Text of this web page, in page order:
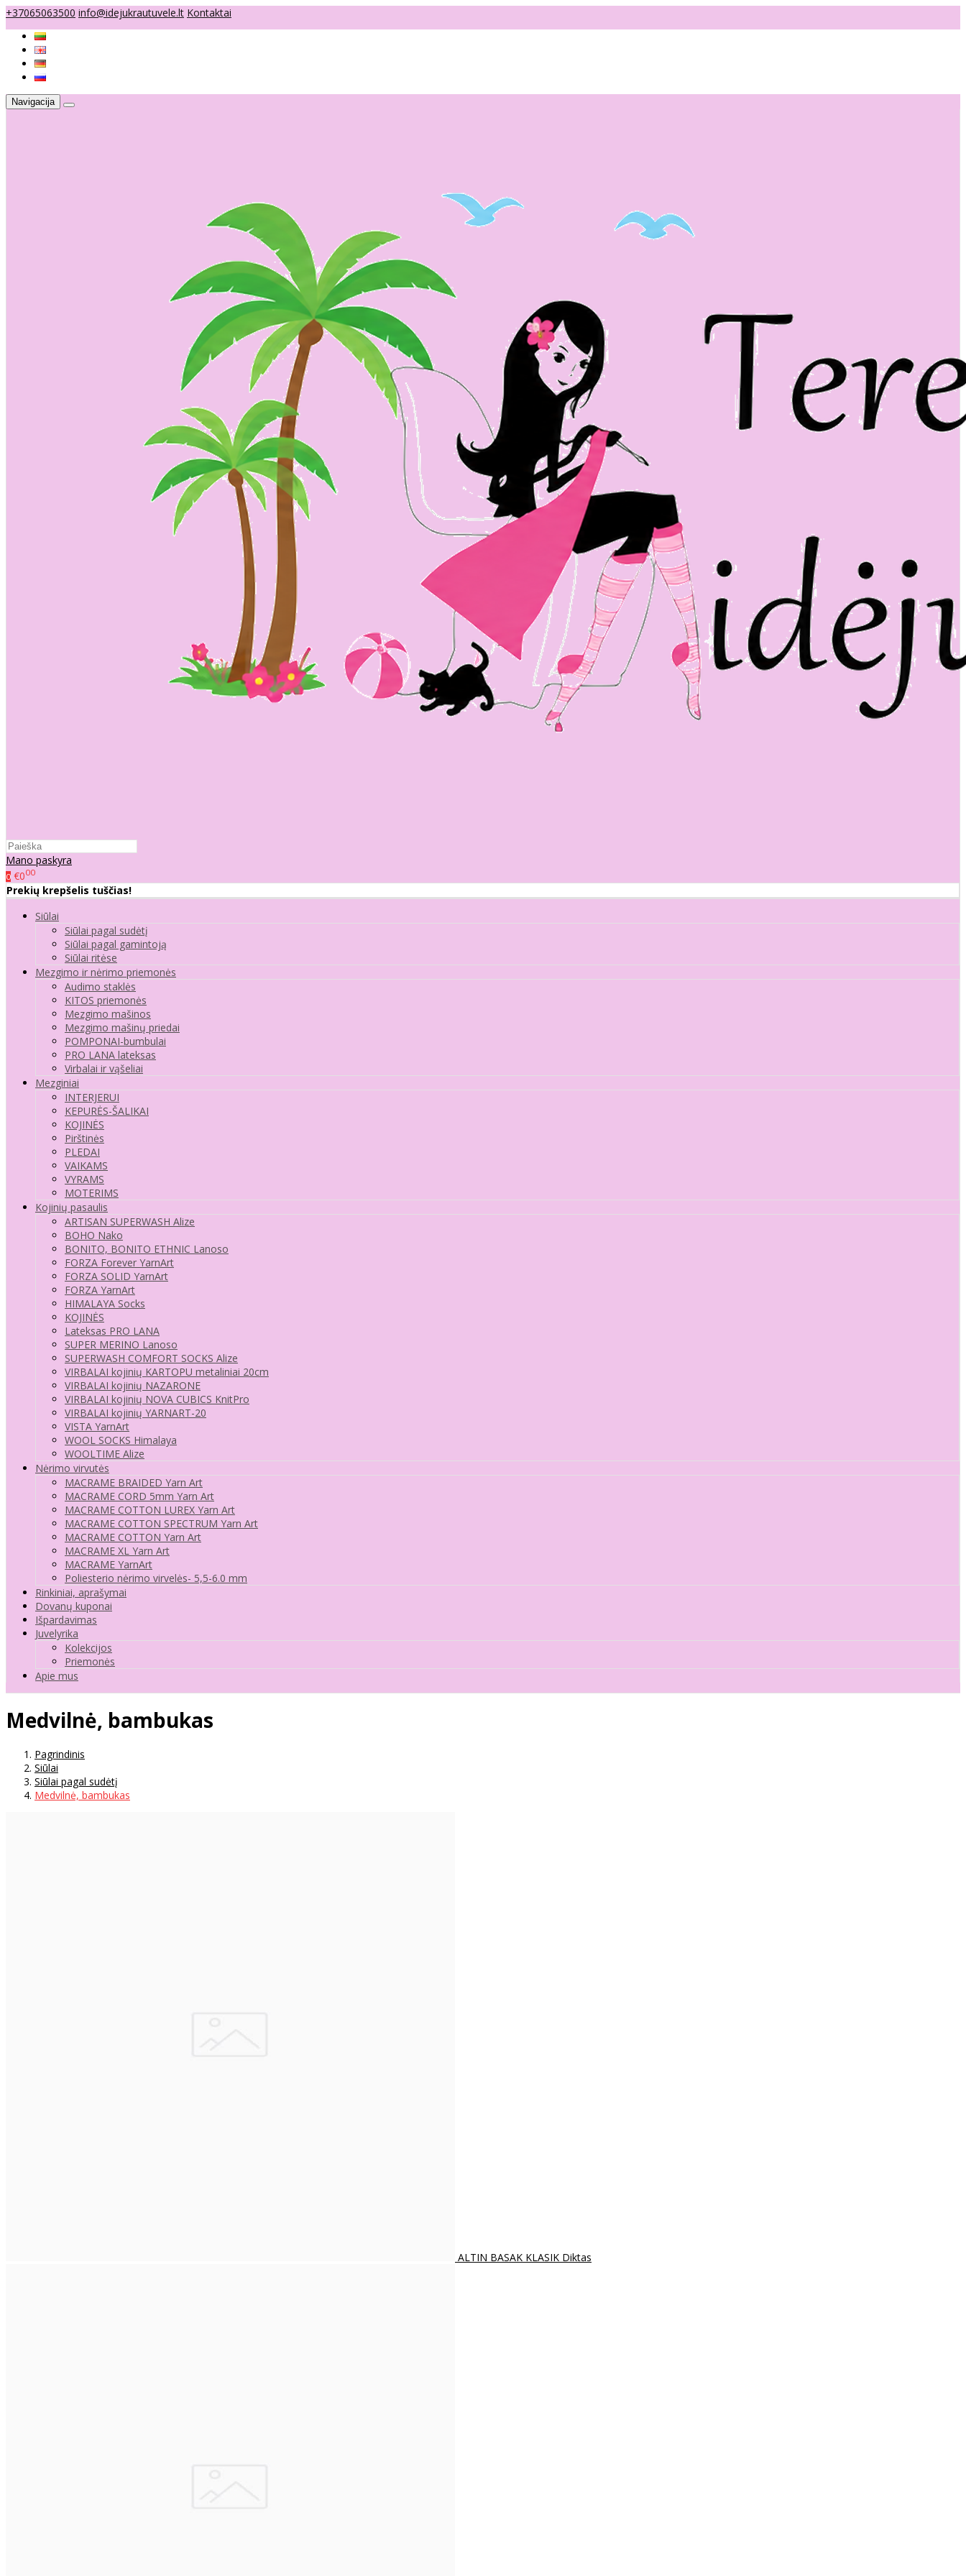
+37065063500 info@idejukrautuvele.lt Kontaktai
Navigacija
Mano paskyra
0 €000
Prekių krepšelis tuščias!
Siūlai
Siūlai pagal sudėtį
Siūlai pagal gamintoją
Siūlai ritėse
Mezgimo ir nėrimo priemonės
Audimo staklės
KITOS priemonės
Mezgimo mašinos
Mezgimo mašinų priedai
POMPONAI-bumbulai
PRO LANA lateksas
Virbalai ir vąšeliai
Mezginiai
INTERJERUI
KEPURĖS-ŠALIKAI
KOJINĖS
Pirštinės
PLEDAI
VAIKAMS
VYRAMS
MOTERIMS
Kojinių pasaulis
ARTISAN SUPERWASH Alize
BOHO Nako
BONITO, BONITO ETHNIC Lanoso
FORZA Forever YarnArt
FORZA SOLID YarnArt
FORZA YarnArt
HIMALAYA Socks
KOJINĖS
Lateksas PRO LANA
SUPER MERINO Lanoso
SUPERWASH COMFORT SOCKS Alize
VIRBALAI kojinių KARTOPU metaliniai 20cm
VIRBALAI kojinių NAZARONE
VIRBALAI kojinių NOVA CUBICS KnitPro
VIRBALAI kojinių YARNART-20
VISTA YarnArt
WOOL SOCKS Himalaya
WOOLTIME Alize
Nėrimo virvutės
MACRAME BRAIDED Yarn Art
MACRAME CORD 5mm Yarn Art
MACRAME COTTON LUREX Yarn Art
MACRAME COTTON SPECTRUM Yarn Art
MACRAME COTTON Yarn Art
MACRAME XL Yarn Art
MACRAME YarnArt
Poliesterio nėrimo virvelės- 5,5-6.0 mm
Rinkiniai, aprašymai
Dovanų kuponai
Išpardavimas
Juvelyrika
Kolekcijos
Priemonės
Apie mus
Medvilnė, bambukas
Pagrindinis
Siūlai
Siūlai pagal sudėtį
Medvilnė, bambukas
ALTIN BASAK KLASIK Diktas